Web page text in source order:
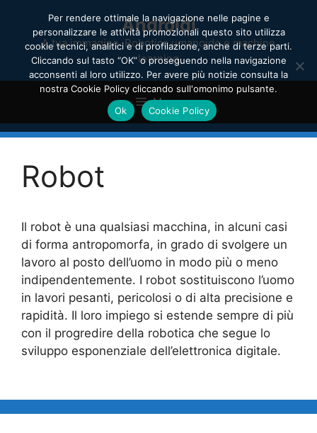
contenuto
Androidi
A tua immagine. Robotica umanoide e machine
learning
Menu
Robot
Il robot è una qualsiasi macchina, in alcuni casi
di forma antropomorfa, in grado di svolgere un
lavoro al posto dell’uomo in modo più o meno
indipendentemente. I robot sostituiscono l’uomo
in lavori pesanti, pericolosi o di alta precisione e
rapidità. Il loro impiego si estende sempre di più
con il progredire della robotica che segue lo
sviluppo esponenziale dell’elettronica digitale.
Per rendere ottimale la navigazione nelle pagine e
personalizzare le attività promozionali questo sito utilizza
cookie tecnici, analitici e di profilazione, anche di terze parti.
Cliccando sul tasto “OK” o proseguendo nella navigazione
acconsenti al loro utilizzo. Per avere più notizie consulta la
nostra Cookie Policy cliccando sull'omonimo pulsante.
Ok
Cookie Policy